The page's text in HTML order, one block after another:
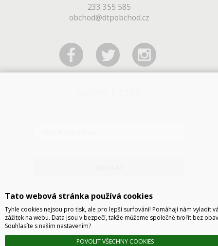
233 355 585
obchod@dtpobchod.cz
Tato webová stránka používá cookies
Tyhle cookies nejsou pro tisk, ale pro lepší surfování! Pomáhají nám vyladit
zážitek na webu. Data jsou v bezpečí, takže můžeme společně tvořit bez
Souhlasíte s naším nastavením?
POVOLIT VŠECHNY COOKIES